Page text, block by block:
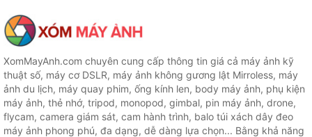
XomMayAnh.com chuyên cung cấp thông tin giá cả máy ảnh kỹ
thuật số, máy cơ DSLR, máy ảnh không gương lật Mirroless, máy
ảnh du lịch, máy quay phim, ống kính len, body máy ảnh, phụ kiện
máy ảnh, thẻ nhớ, tripod, monopod, gimbal, pin máy ảnh, drone,
flycam, camera giám sát, cam hành trình, balo túi xách dây đeo
máy ảnh phong phú, đa dạng, dễ dàng lựa chọn... Bằng khả năng